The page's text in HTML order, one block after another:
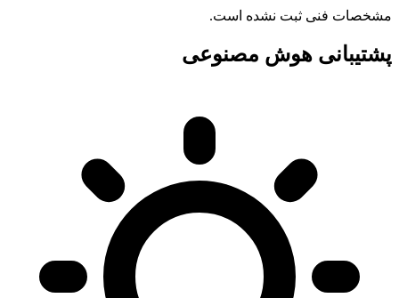
مشخصات فنی ثبت نشده است.
پشتیبانی هوش مصنوعی